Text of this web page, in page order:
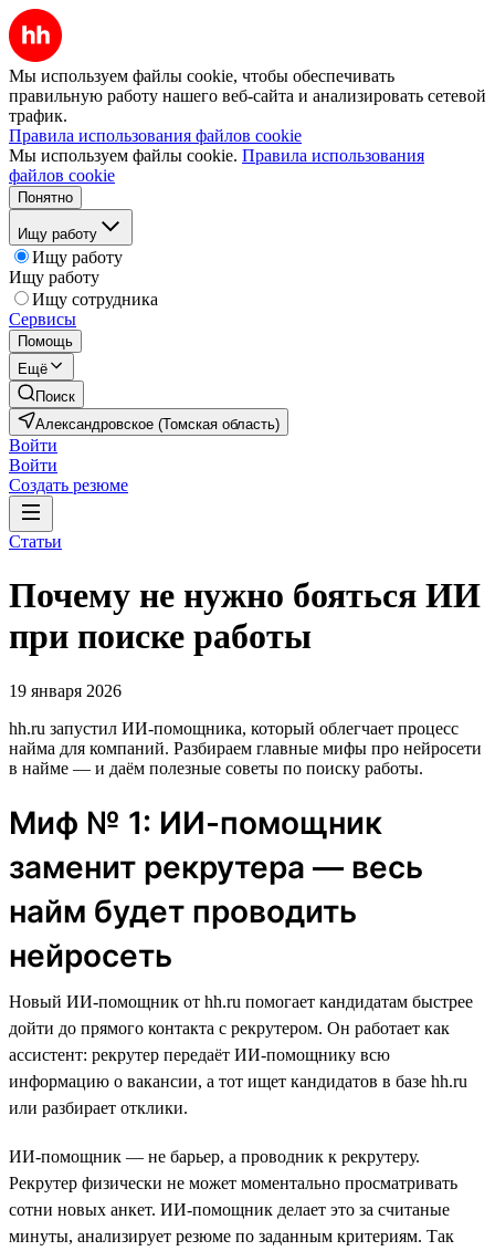
Мы используем файлы cookie, чтобы обеспечивать
правильную работу нашего веб-сайта и анализировать сетевой
трафик.
Правила использования файлов cookie
Мы используем файлы cookie. Правила использования
файлов cookie
Понятно
Ищу работу
Ищу работу
Ищу работу
Ищу сотрудника
Сервисы
Помощь
Ещё
Поиск
Александровское (Томская область)
Войти
Войти
Создать резюме
Статьи
Почему не нужно бояться ИИ
при поиске работы
19 января 2026
hh.ru запустил ИИ-помощника, который облегчает процесс
найма для компаний. Разбираем главные мифы про нейросети
в найме — и даём полезные советы по поиску работы.
Миф № 1: ИИ-помощник
заменит рекрутера — весь
найм будет проводить
нейросеть
Новый ИИ-помощник от hh.ru помогает кандидатам быстрее
дойти до прямого контакта с рекрутером. Он работает как
ассистент: рекрутер передаёт ИИ-помощнику всю
информацию о вакансии, а тот ищет кандидатов в базе hh.ru
или разбирает отклики.
ИИ-помощник — не барьер, а проводник к рекрутеру.
Рекрутер физически не может моментально просматривать
сотни новых анкет. ИИ-помощник делает это за считаные
минуты, анализирует резюме по заданным критериям. Так